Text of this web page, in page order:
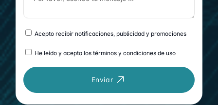
Acepto recibir notificaciones, publicidad y promociones
He leído y acepto los términos y condiciones de uso
Enviar